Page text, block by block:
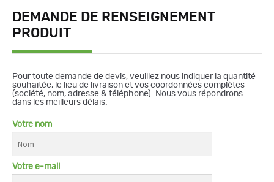
DEMANDE DE RENSEIGNEMENT
PRODUIT
Pour toute demande de devis, veuillez nous indiquer la quantité
souhaitée, le lieu de livraison et vos coordonnées complètes
(société, nom, adresse & téléphone). Nous vous répondrons
dans les meilleurs délais.
Votre nom
Votre e-mail